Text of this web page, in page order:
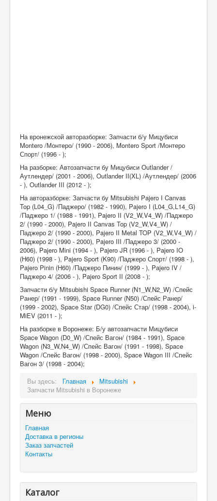
На вронежской авторазборке: Запчасти б/у Мицубиси
Montero /Монтеро/ (1990 - 2006), Montero Sport /Монтеро
Спорт/ (1996 - );
На разборке: Автозапчасти бу Мицубиси Outlander /
Аутлендер/ (2001 - 2006), Outlander II(XL) /Аутлендер/ (2006
- ), Outlander III (2012 - );
На авторазборке: Запчасти бу Mitsubishi Pajero I Canvas
Top (L04_G) /Паджеро/ (1982 - 1990), Pajero I (L04_G,L14_G)
/Паджеро 1/ (1988 - 1991), Pajero II (V2_W,V4_W) /Паджеро
2/ (1990 - 2000), Pajero II Canvas Top (V2_W,V4_W) /
Паджеро 2/ (1990 - 2000), Pajero II Metal TOP (V2_W,V4_W) /
Паджеро 2/ (1990 - 2000), Pajero III /Паджеро 3/ (2000 -
2006), Pajero Mini (1994 - ), Pajero JR (1996 - ), Pajero IO
(H60) (1998 - ), Pajero Sport (K90) /Паджеро Спорт/ (1998 - ),
Pajero Pinin (H60) /Паджеро Пинин/ (1999 - ), Pajero IV /
Паджеро 4/ (2006 - ), Pajero Sport II (2008 - );
Запчасти б/у Mitsubishi Space Runner (N1_W,N2_W) /Спейс
Ранер/ (1991 - 1999), Space Runner (N50) /Спейс Ранер/
(1999 - 2002), Space Star (DG0) /Спейс Стар/ (1998 - 2004), i-
MiEV (2011 - );
На разборке в Воронеже: Б/у автозапчасти Мицубиси
Space Wagon (D0_W) /Спейс Вагон/ (1984 - 1991), Space
Wagon (N3_W,N4_W) /Спейс Вагон/ (1991 - 1998), Space
Wagon /Спейс Вагон/ (1998 - 2000), Space Wagon III /Спейс
Вагон 3/ (1998 - 2004);
Вы здесь:
Главная
Mitsubishi
Запчасти Mitsubishi в Воронеже
Меню
Главная
Доставка в регионы
Заказ запчастей
Контакты
Каталог